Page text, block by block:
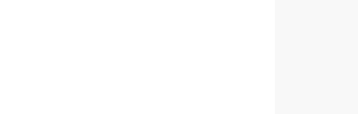
гала-концерт «Свет